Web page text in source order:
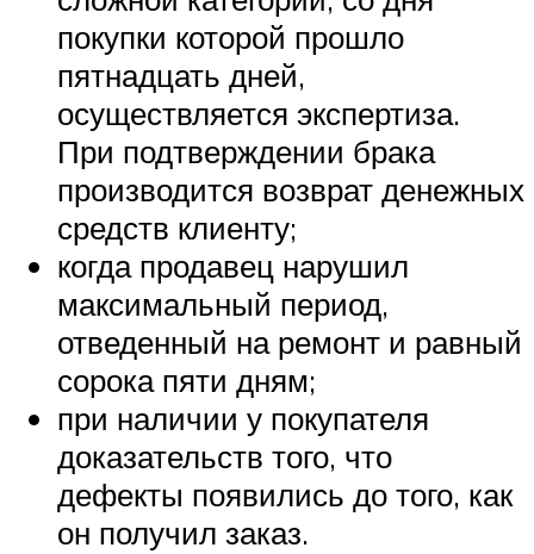
покупки которой прошло
пятнадцать дней,
осуществляется экспертиза.
При подтверждении брака
производится возврат денежных
средств клиенту;
когда продавец нарушил
максимальный период,
отведенный на ремонт и равный
сорока пяти дням;
при наличии у покупателя
доказательств того, что
дефекты появились до того, как
он получил заказ.